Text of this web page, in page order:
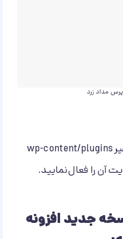
مداد زرد
کافیست افزونه مداد زرد را در مسیر wp-content/plugins
آن را فعال نمایید.
جدید افزونه